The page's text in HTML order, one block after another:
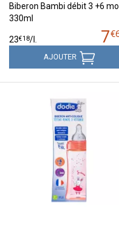
Biberon Bambi débit 3 +6
330ml
7€
23€18/
AJOUTER